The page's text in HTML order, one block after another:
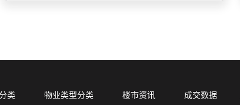
类 物业类型分类 楼市资讯 成交数据